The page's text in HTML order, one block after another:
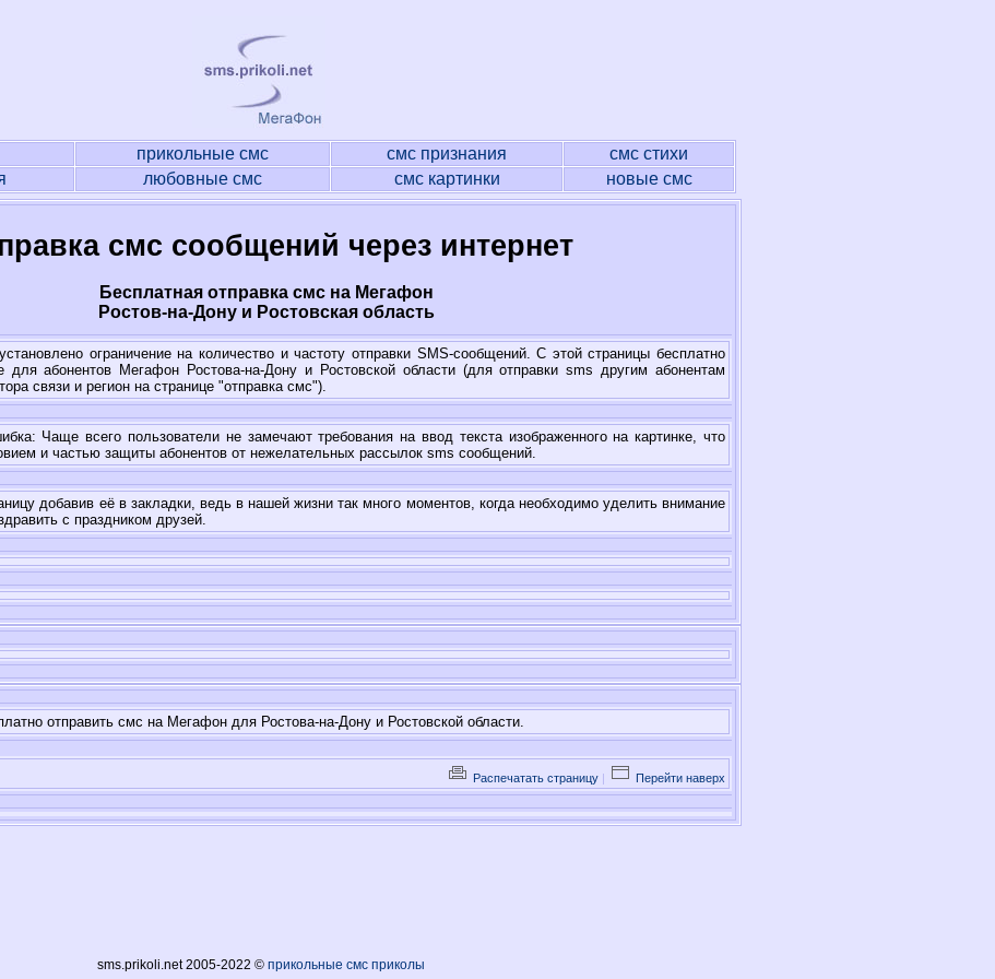
прикольные смс смс признания
смс стихи
любовные смс смс картинки новые смс
смс сообщений через интернет
Бесплатная отправка смс на Мегафон
Ростов-на-Дону и Ростовская область
ограничение на количество и частоту отправки SMS-сообщений. С этой страницы бесплатно
для абонентов Мегафон Ростова-на-Дону и Ростовской области (для отправки sms другим абонентам
связи и регион на странице "отправка смс").
Чаще всего пользователи не замечают требования на ввод текста изображенного на картинке, что
и частью защиты абонентов от нежелательных рассылок sms сообщений.
добавив её в закладки, ведь в нашей жизни так много моментов, когда необходимо уделить внимание
с праздником друзей.
отправить смс на Мегафон для Ростова-на-Дону и Ростовской области.
Распечатать страницу | Перейти наверх
sms.prikoli.net 2005-2022 © прикольные смс приколы